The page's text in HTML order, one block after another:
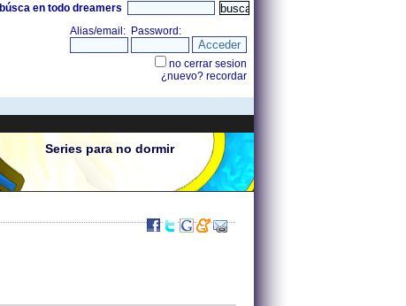
búsca en todo dreamers
Series para no dormir